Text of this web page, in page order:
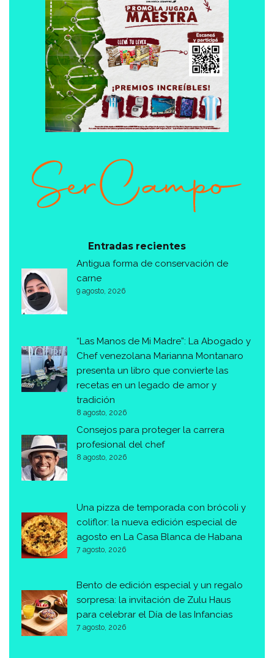
Entradas recientes
Antigua forma de conservación de
carne
9 agosto, 2026
“Las Manos de Mi Madre”: La Abogado y
Chef venezolana Marianna Montanaro
presenta un libro que convierte las
recetas en un legado de amor y
tradición
8 agosto, 2026
Consejos para proteger la carrera
profesional del chef
8 agosto, 2026
Una pizza de temporada con brócoli y
coliflor: la nueva edición especial de
agosto en La Casa Blanca de Habana
7 agosto, 2026
Bento de edición especial y un regalo
sorpresa: la invitación de Zulu Haus
para celebrar el Día de las Infancias
7 agosto, 2026